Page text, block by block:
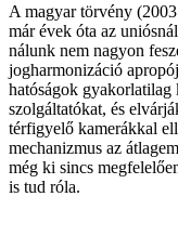
A magyar törvény
már évek óta az
nálunk nem nagyon
jogharmonizáció
hatóságok gyakorlatilag
szolgáltatókat, és
térfigyelő kamerákkal
mechanizmus az
még ki sincs
is tud róla.